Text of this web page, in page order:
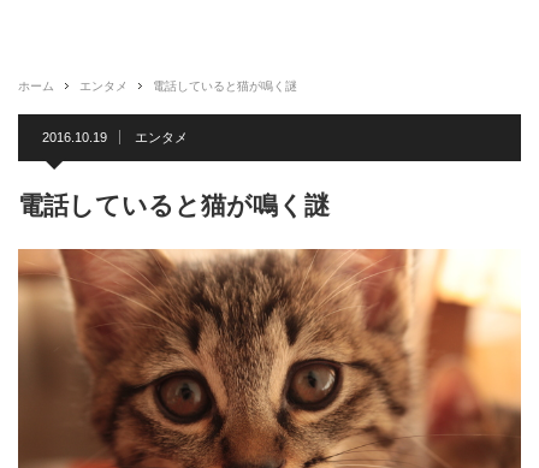
ホーム エンタメ 電話していると猫が鳴く謎
2016.10.19 エンタメ
電話していると猫が鳴く謎